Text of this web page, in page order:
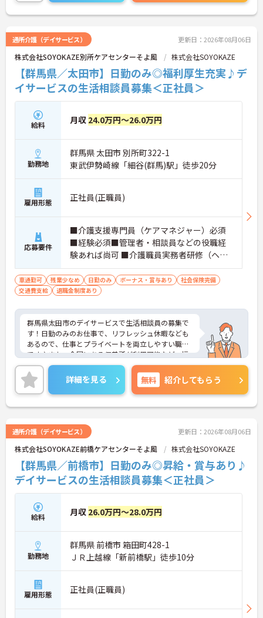
通所介護（デイサービス） 更新日：2026年08月06日
株式会社SOYOKAZE別所ケアセンターそよ風 株式会社SOYOKAZE
【群馬県／太田市】日勤のみ◎福利厚生充実♪デ
イサービスの生活相談員募集＜正社員＞
給料 月収 24.0万円～26.0万円
勤務地
群馬県 太田市 別所町322-1
東武伊勢崎線「細谷(群馬)駅」徒歩20分
雇用形態 正社員(正職員)
応募要件
■介護支援専門員（ケアマネジャー）必須
■経験必須■管理者・相談員などの役職経
験あれば尚可 ■介護職員実務者研修（ヘル
パー1級）以上、社会福祉士のいずれかあれ
ば尚可■普通自動車運転免許（AT限定可）
必須
車通勤可 残業少なめ 日勤のみ ボーナス・賞与あり
社会保険完備
交通費支給
退職金制度あり
群馬県太田市のデイサービスで生活相談員の募集で
す！日勤のみのお仕事で、リフレッシュ休暇なども
あるので、仕事とプライベートを両立しやすい職場
です♪また、全国にある保養所が利用可能など、福
利厚生が充実しているのも嬉しいポイント◎ご興味
のある方は、面接ポイントをお伝えしますので、お
気軽にご連絡ください。
詳細を見る 無料 紹介してもらう
通所介護（デイサービス） 更新日：2026年08月06日
株式会社SOYOKAZE前橋ケアセンターそよ風 株式会社SOYOKAZE
【群馬県／前橋市】日勤のみ◎昇給・賞与あり♪
デイサービスの生活相談員募集＜正社員＞
給料 月収 26.0万円～28.0万円
勤務地
群馬県 前橋市 箱田町428-1
ＪＲ上越線「新前橋駅」徒歩10分
雇用形態 正社員(正職員)